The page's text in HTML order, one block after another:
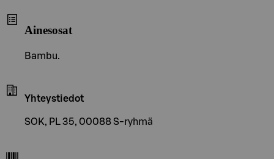
Ainesosat
Bambu.
Yhteystiedot
SOK, PL 35, 00088 S-ryhmä